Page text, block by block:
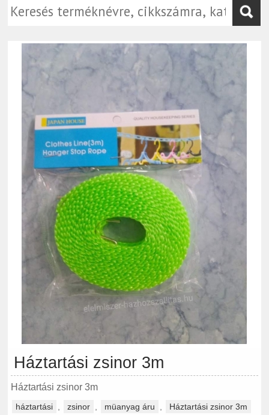
Háztartási zsinor 3m
Háztartási zsinor 3m
háztartási zsinor müanyag áru Háztartási zsinor 3m